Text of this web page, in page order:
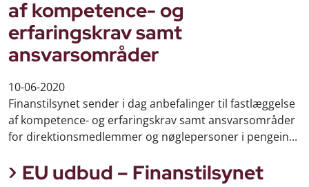
af kompetence- og
erfaringskrav samt
ansvarsområder
10-06-2020
Finanstilsynet sender i dag anbefalinger til fastlæggelse
af kompetence- og erfaringskrav samt ansvarsområder
for direktionsmedlemmer og nøglepersoner i pengein...
EU udbud – Finanstilsynet